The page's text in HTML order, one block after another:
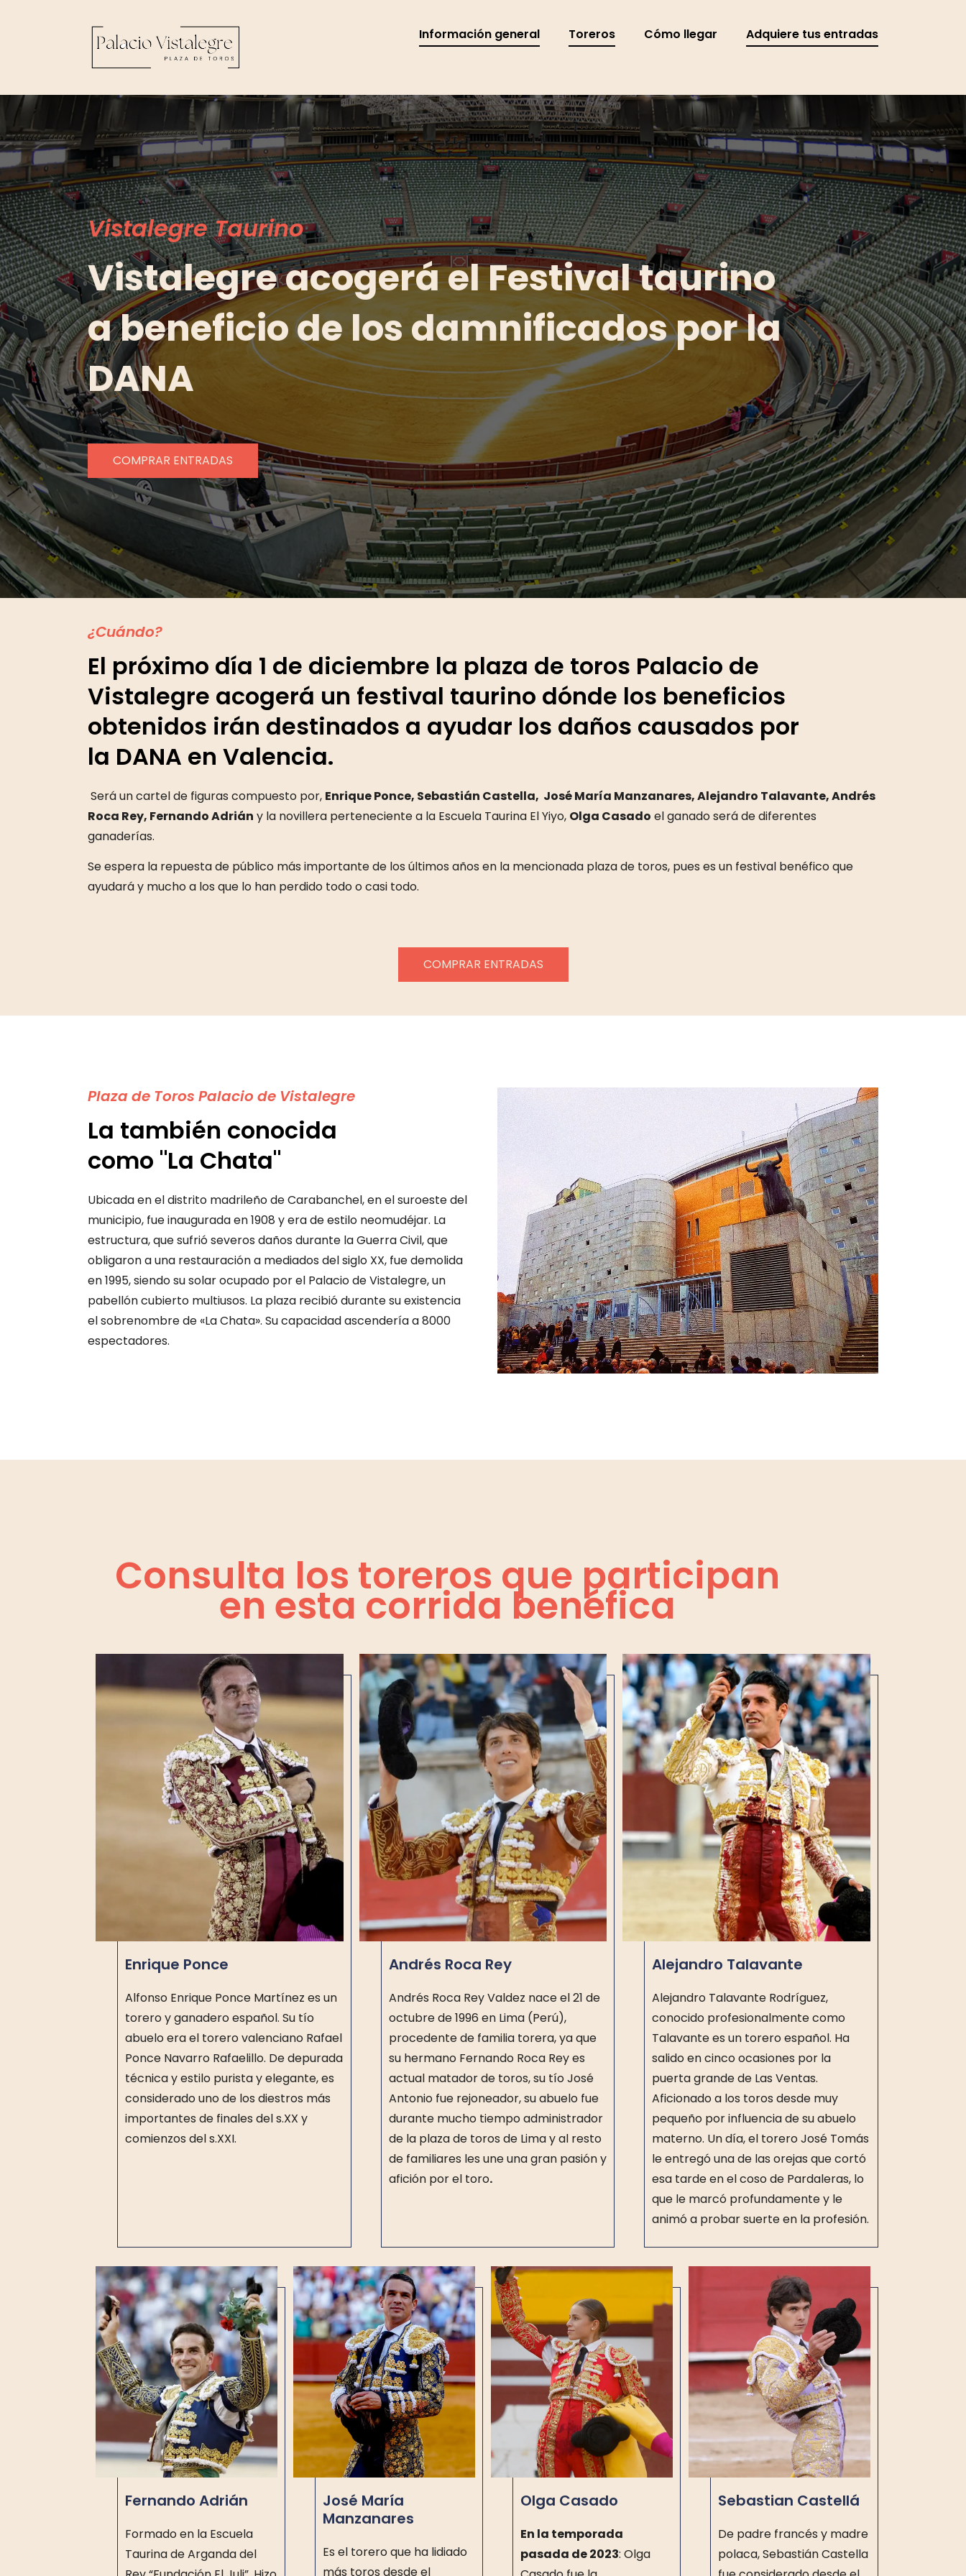
Información general Toreros Cómo llegar Adquiere tus entradas
Vistalegre Taurino
Vistalegre acogerá el Festival taurino
a beneficio de los damnificados por la
DANA
COMPRAR ENTRADAS
¿Cuándo?
El próximo día 1 de diciembre la plaza de toros Palacio de
Vistalegre acogerá un festival taurino dónde los beneficios
obtenidos irán destinados a ayudar los daños causados por
la DANA en Valencia.
Será un cartel de figuras compuesto por, Enrique Ponce, Sebastián Castella, José María Manzanares, Alejandro Talavante, Andrés
Roca Rey, Fernando Adrián y la novillera perteneciente a la Escuela Taurina El Yiyo, Olga Casado el ganado será de diferentes
ganaderías.
Se espera la repuesta de público más importante de los últimos años en la mencionada plaza de toros, pues es un festival benéfico que
ayudará y mucho a los que lo han perdido todo o casi todo.
COMPRAR ENTRADAS
Plaza de Toros Palacio de Vistalegre
La también conocida
como "La Chata"
Ubicada en el distrito madrileño de Carabanchel, en el suroeste del
municipio, fue inaugurada en 1908 y era de estilo neomudéjar.​ La
estructura, que sufrió severos daños durante la Guerra Civil, que
obligaron a una restauración a mediados del siglo XX, fue demolida
en 1995, siendo su solar ocupado por el Palacio de Vistalegre, un
pabellón cubierto multiusos. La plaza recibió durante su existencia
el sobrenombre de «La Chata». Su capacidad ascendería a 8000
espectadores.
Consulta los toreros que participan
en esta corrida benéfica
Enrique Ponce
Alfonso Enrique Ponce Martínez es un
torero y ganadero español. Su tío
abuelo era el torero valenciano Rafael
Ponce Navarro Rafaelillo. De depurada
técnica y estilo purista y elegante, es
considerado uno de los diestros más
importantes de finales del s.XX y
comienzos del s.XXI.​​​​
Andrés Roca Rey
Andrés Roca Rey Valdez nace el 21 de
octubre de 1996 en Lima (Perú),
procedente de familia torera, ya que
su hermano Fernando Roca Rey es
actual matador de toros, su tío José
Antonio fue rejoneador, su abuelo fue
durante mucho tiempo administrador
de la plaza de toros de Lima y al resto
de familiares les une una gran pasión y
afición por el toro.
Alejandro Talavante
Alejandro Talavante Rodríguez,
conocido profesionalmente como
Talavante es un torero español. Ha
salido en cinco ocasiones por la
puerta grande de Las Ventas.
Aficionado a los toros desde muy
pequeño por influencia de su abuelo
materno. Un día, el torero José Tomás
le entregó una de las orejas que cortó
esa tarde en el coso de Pardaleras, lo
que le marcó profundamente y le
animó a probar suerte en la profesión.
Fernando Adrián
Formado en la Escuela
Taurina de Arganda del
José María
Manzanares
Es el torero que ha lidiado
más toros desde el
Olga Casado
En la temporada
pasada de 2023: Olga
Sebastian Castellá
De padre francés y madre
polaca, Sebastián Castella